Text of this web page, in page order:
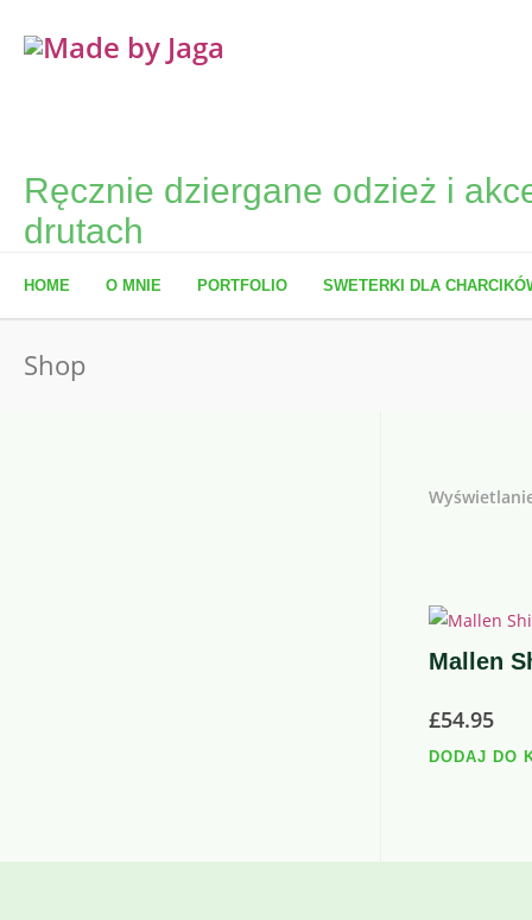
Ręcznie dziergane odzież i
drutach
HOME O MNIE PORTFOLIO SWETERKI DLA
Shop
Mallen
£54.95
DODAJ DO